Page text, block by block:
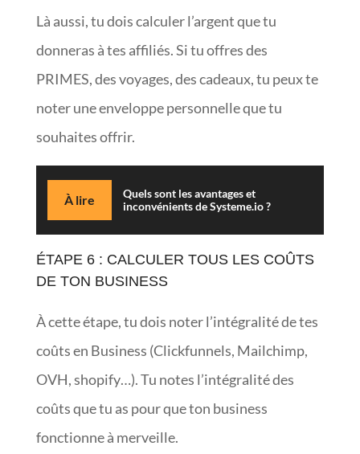
Là aussi, tu dois calculer l’argent que tu
donneras à tes affiliés. Si tu offres des
PRIMES, des voyages, des cadeaux, tu peux te
noter une enveloppe personnelle que tu
souhaites offrir.
À lire
Quels sont les avantages et
inconvénients de Systeme.io ?
ÉTAPE 6 : CALCULER TOUS LES COÛTS
DE TON BUSINESS
À cette étape, tu dois noter l’intégralité de tes
coûts en Business (Clickfunnels, Mailchimp,
OVH, shopify…). Tu notes l’intégralité des
coûts que tu as pour que ton business
fonctionne à merveille.